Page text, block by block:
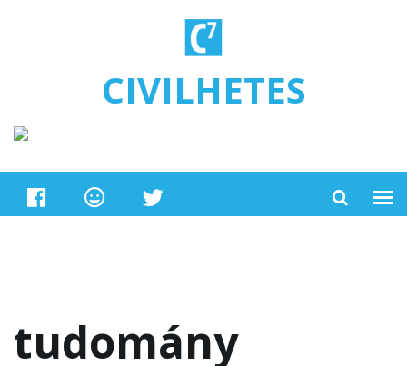
CIVILHETES
tudomány